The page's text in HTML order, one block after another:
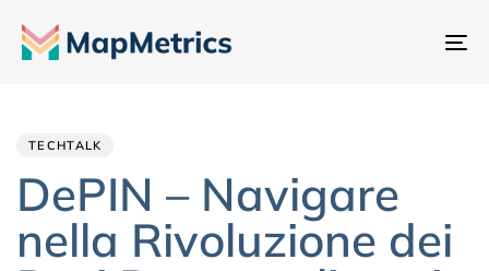
TECHTALK
DePIN – Navigare
nella Rivoluzione dei